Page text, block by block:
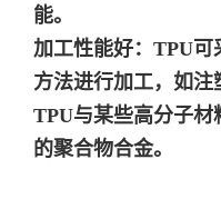
能。
加工性能好：TPU
方法进行加工，如注
TPU与某些高分子
的聚合物合金。